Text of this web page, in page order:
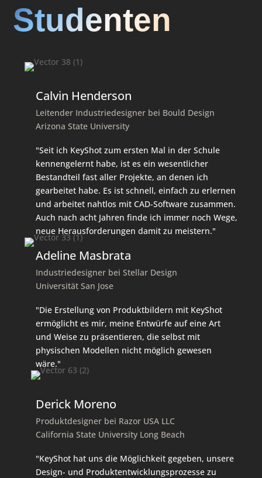
Studenten
Calvin Henderson
Leitender Industriedesigner bei Bould Design
Arizona State University
"Seit ich KeyShot zum ersten Mal in der Schule
kennengelernt habe, ist es ein wesentlicher
Bestandteil fast aller Projekte, an denen ich
gearbeitet habe. Es ist schnell, einfach zu erlernen
und arbeitet nahtlos mit CAD-Software zusammen.
Auch nach acht Jahren finde ich immer noch Wege,
neue Herausforderungen damit zu meistern."
Adeline Masbrata
Industriedesigner bei Stellar Design
Universität San Jose
"Die Erstellung von Produktbildern mit KeyShot
ermöglicht es mir, meine Entwürfe auf eine Art
und Weise zu präsentieren, die selbst mit
physischen Modellen nicht möglich gewesen
wäre."
Derick Moreno
Produktdesigner bei Razor USA LLC
California State University Long Beach
"KeyShot hat uns die Möglichkeit gegeben, unsere
Design- und Produktentwicklungsprozesse zu